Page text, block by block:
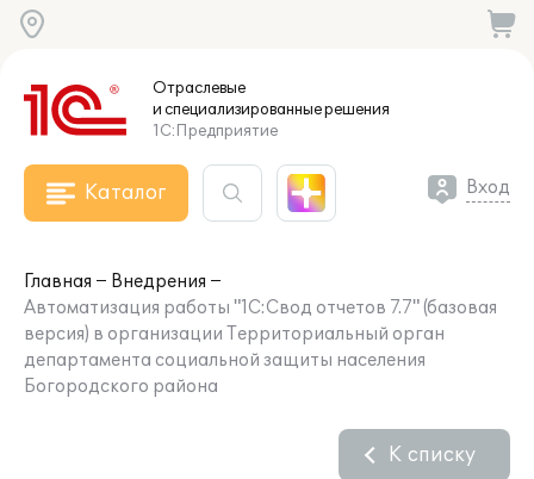
Отраслевые
и специализированныерешения
1С:Предприятие
Каталог Вход
Главная
Внедрения
Автоматизация работы "1С:Свод отчетов 7.7" (базовая
версия) в организации Территориальный орган
департамента социальной защиты населения
Богородского района
К списку